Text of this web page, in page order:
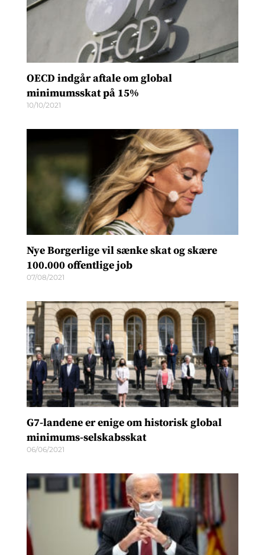
OECD indgår aftale om global
minimumsskat på 15%
10/10/2021
Nye Borgerlige vil sænke skat og skære
100.000 offentlige job
07/08/2021
G7-landene er enige om historisk global
minimums-selskabsskat
06/06/2021